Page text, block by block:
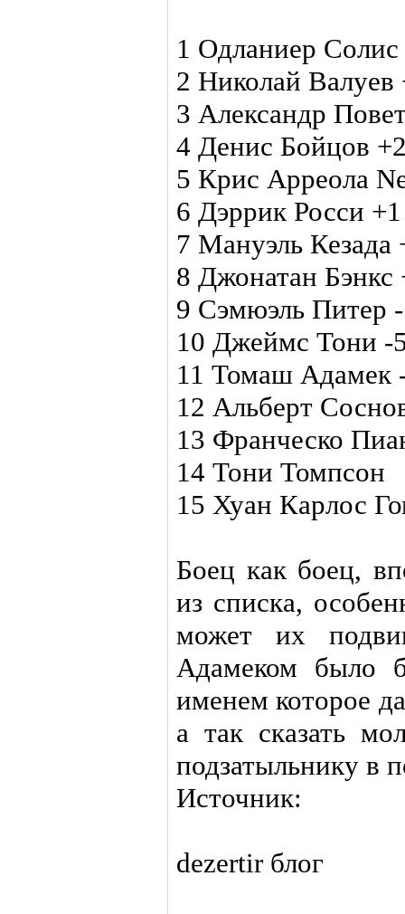
1 Одланиер Солис
2 Николай Валуев
3 Александр
4 Денис Бойцов
5 Крис Арреола
6 Дэррик Росси +1
7 Мануэль Кезада
8 Джонатан Бэнкс
9 Сэмюэль Питер
10 Джеймс Тони -
11 Томаш Адамек
12 Альберт
13 Франческо
14 Тони Томпсон
15 Хуан Карлос
Боец как боец,
из списка,
может их
Адамеком было
именем которое
а так сказать
подзатыльнику в
Источник:
dezertir блог